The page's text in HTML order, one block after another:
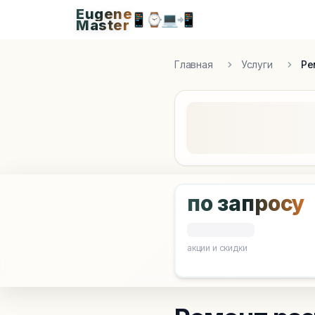
Apple Diagnostics & Engineering Authority
Eugene
Master📱 ⌚💻📲
Главная Услуги
по запросу
акции и скидки